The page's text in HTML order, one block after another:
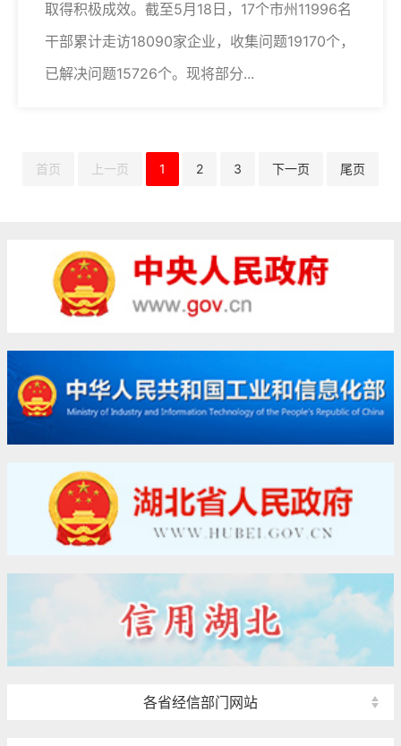
取得积极成效。截至5月18日，17个市州11996名
干部累计走访18090家企业，收集问题19170个，
已解决问题15726个。现将部分...
首页 上一页 1 2 3 下一页 尾页
各省经信部门网站